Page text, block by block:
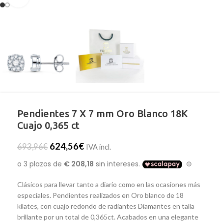
Pendientes 7 X 7 mm Oro Blanco 18K
Cuajo 0,365 ct
693,96€ 624,56€ IVA incl.
Clásicos para llevar tanto a diario como en las ocasiones más
especiales. Pendientes realizados en Oro blanco de 18
kilates, con cuajo redondo de radiantes Diamantes en talla
brillante por un total de 0,365ct. Acabados en una elegante